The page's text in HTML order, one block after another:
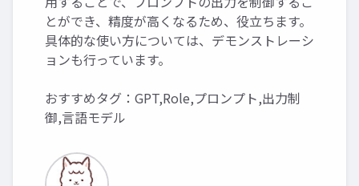
とができ、精度が高くなるため、役立ちます。
具体的な使い方については、デモンストレーシ
ョンも行っています。
おすすめタグ：GPT,Role,プロンプト,出力制
御,言語モデル